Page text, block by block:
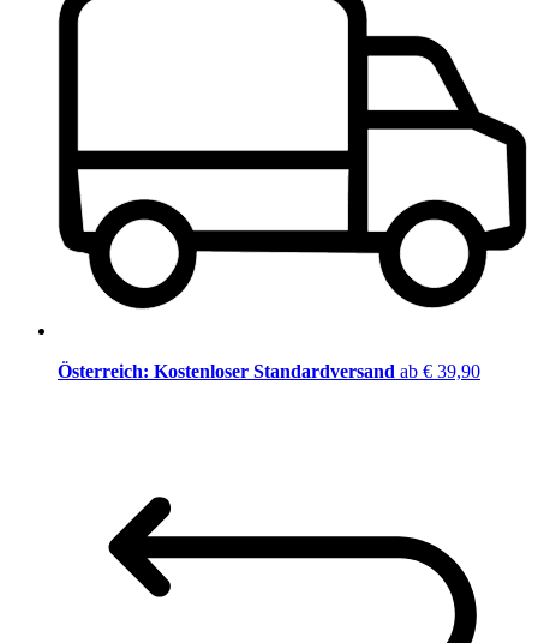
Österreich: Kostenloser Standardversand ab € 39,90